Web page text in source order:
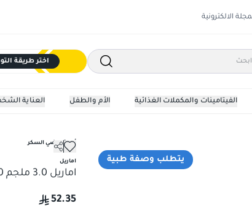
الالكترونية
اختر طريقة
العناية الأم والطفل الفيتامينات والمكملات الغذائية
يتطلب وصفة طبية
اماريل 3.0 ملجم 30 قرص
أدوية مرضي السكر
اماريل
اماريل 3.0 ملجم 30 قرص
52.35